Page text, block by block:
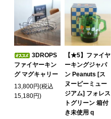
3DROPS
ファイヤーキン
グ マグキャリー
13,800円(税込
15,180円)
【★5】ファイヤ
ーキングジャパ
ン Peanuts [ス
ヌーピーミュー
ジアム] フォレス
トグリーン 箱付
き未使用 q